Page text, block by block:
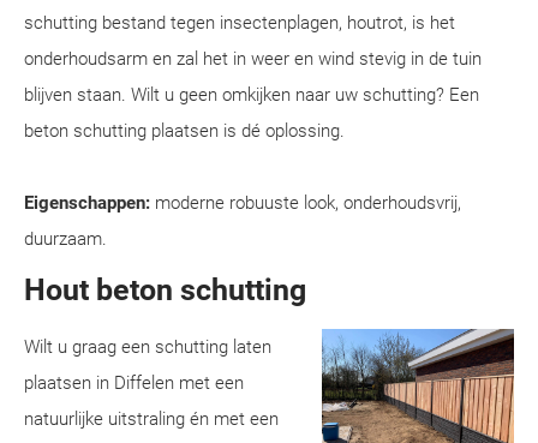
schutting bestand tegen insectenplagen, houtrot, is het
onderhoudsarm en zal het in weer en wind stevig in de tuin
blijven staan. Wilt u geen omkijken naar uw schutting? Een
beton schutting plaatsen is dé oplossing.
Eigenschappen: moderne robuuste look, onderhoudsvrij,
duurzaam.
Hout beton schutting
Wilt u graag een schutting laten
plaatsen in Diffelen met een
natuurlijke uitstraling én met een